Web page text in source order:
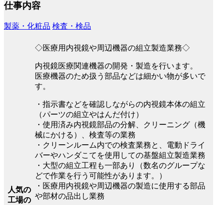
仕事内容
製薬・化粧品 検査・検品
人気の
工場の
◇医療用内視鏡や周辺機器の組立製造業務◇
内視鏡医療関連機器の開発・製造を行います。
医療機器のため扱う部品などは細かい物が多いで
す。
・指示書などを確認しながらの内視鏡本体の組立
（パーツの組立やはんだ付け）
・使用済み内視鏡部品の分解、クリーニング（機
械にかける）、検査等の業務
・クリーンルーム内での検査業務と、電動ドライ
バーやハンダこてを使用しての基盤組立製造業務
・大型の組立工程も一部あり（数名のグループな
どで作業を行う可能性があります。）
・医療用内視鏡や周辺機器の製造に使用する部品
や部材の品出し業務